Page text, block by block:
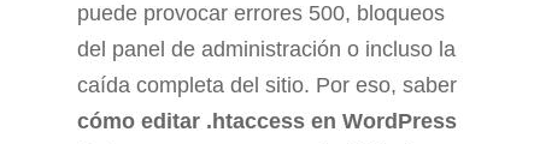
puede provocar errores 500, bloqueos
del panel de administración o incluso la
caída completa del sitio. Por eso, saber
cómo editar .htaccess en WordPress